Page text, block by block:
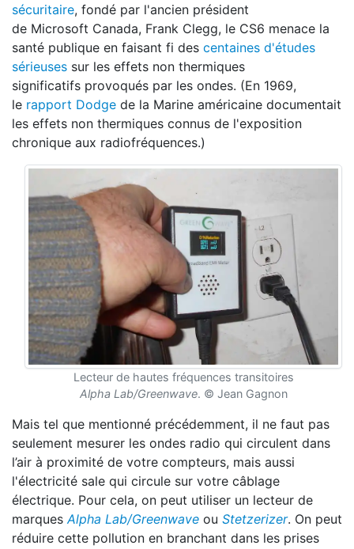
sécuritaire, fondé par l'ancien président
de Microsoft Canada, Frank Clegg, le CS6 menace la
santé publique en faisant fi des centaines d'études
sérieuses sur les effets non thermiques
significatifs provoqués par les ondes. (En 1969,
le rapport Dodge de la Marine américaine documentait
les effets non thermiques connus de l'exposition
chronique aux radiofréquences.)
Lecteur de hautes fréquences transitoires
Alpha Lab/Greenwave. © Jean Gagnon
Mais tel que mentionné précédemment, il ne faut pas
seulement mesurer les ondes radio qui circulent dans
l’air à proximité de votre compteurs, mais aussi
l'électricité sale qui circule sur votre câblage
électrique. Pour cela, on peut utiliser un lecteur de
marquesAlpha Lab/Greenwave ou Stetzerizer. On peut
réduire cette pollution en branchant dans les prises